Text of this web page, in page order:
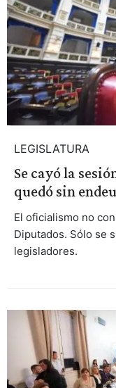
LEGISLATURA
Se cayó la
quedó sin
El oficialismo no
Diputados. Sólo se
legisladores.